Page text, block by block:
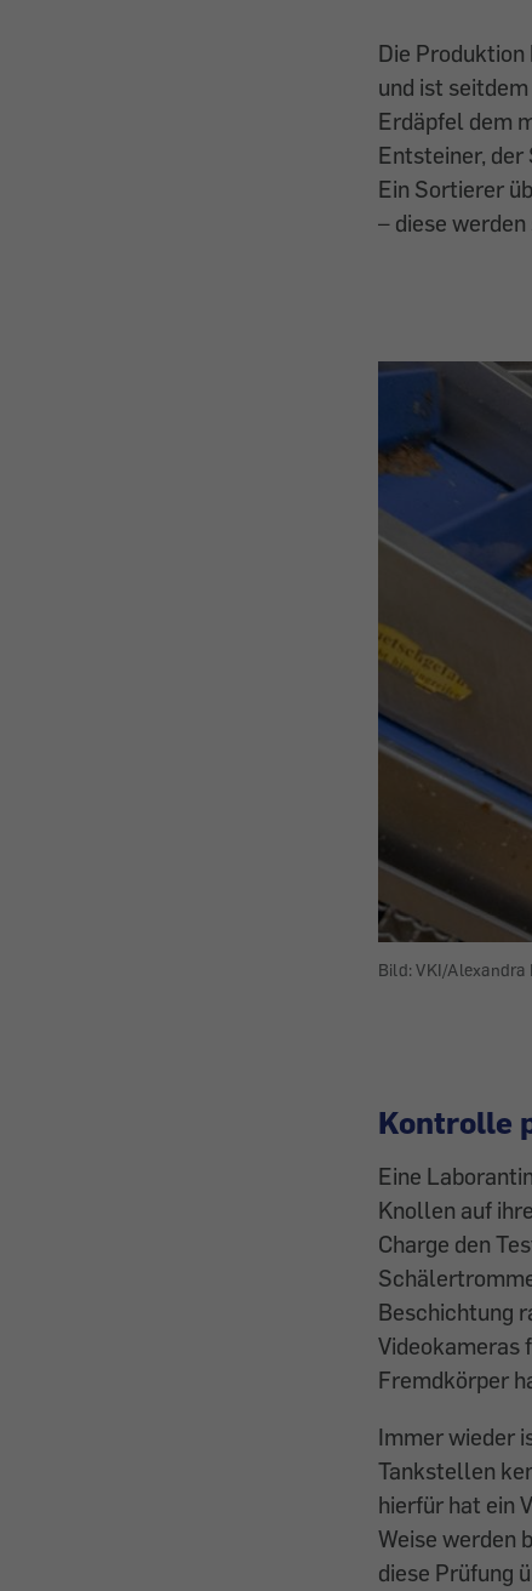
Die Produktion
und ist
Erdäpfel dem
Entsteiner, der
Ein Sortierer
– diese
Bild: VKI/
Kontrolle
Eine
Knollen auf
Charge den
Beschichtung
Videokameras
Fremdkörper
Immer wieder
Tankstellen
hierfür hat ein
Weise werden
diese Prüfung